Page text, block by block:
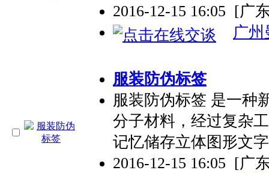
2016-12-15 16:05 [广
广州
服装防伪标签
服装防伪标签 是一种
分子材料，经过复杂
记忆储存立体图形文字
2016-12-15 16:05 [广